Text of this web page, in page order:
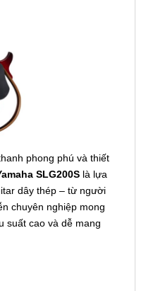
phong phú và thiết
SLG200S là lựa
dây thép – từ người
chuyên nghiệp mong
suất cao và dễ mang